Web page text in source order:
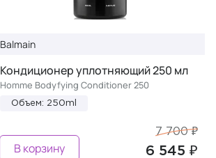
Balmain
Кондиционер уплотняющий 250 мл
Homme Bodyfying Conditioner 250
Объем: 250ml
7 700 ₽
6 545 ₽
В корзину